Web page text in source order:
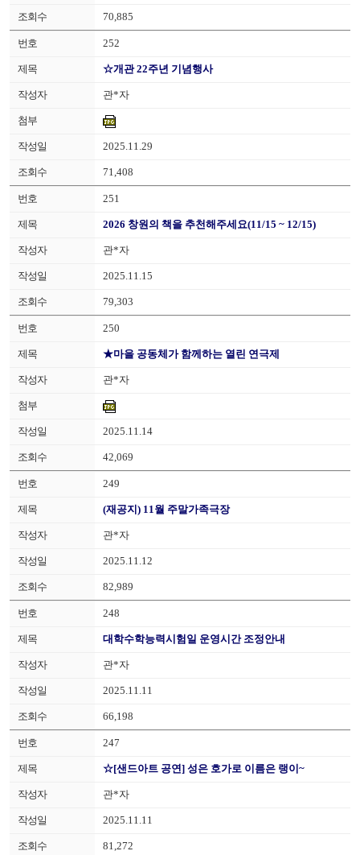
70,885
252
☆개관 22주년 기념행사
관*자
2025.11.29
71,408
251
2026 창원의 책을 추천해주세요(11/15 ~ 12/15)
관*자
2025.11.15
79,303
250
★마을 공동체가 함께하는 열린 연극제
관*자
2025.11.14
42,069
249
(재공지) 11월 주말가족극장
관*자
2025.11.12
82,989
248
대학수학능력시험일 운영시간 조정안내
관*자
2025.11.11
66,198
247
☆[샌드아트 공연] 성은 호가로 이름은 랭이~
관*자
2025.11.11
81,272